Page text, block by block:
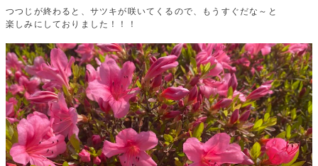
つつじが終わると、サツキが咲いてくるので、もうすぐだな～と
楽しみにしておりました！！！